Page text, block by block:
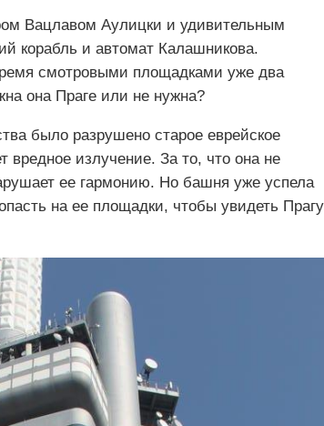
Вацлавом Аулицки и удивительным
корабль и автомат Калашникова.
смотровыми площадками уже два
она Праге или не нужна?
было разрушено старое еврейское
вредное излучение. За то, что она не
ее гармонию. Но башня уже успела
на ее площадки, чтобы увидеть